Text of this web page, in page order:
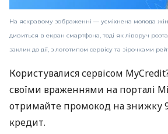
На яскравому зображенні — усміхнена молода
дивиться в екран смартфона, тоді як ліворуч
заклик до дії, з логотипом сервісу та зірочками
Користувалися сервісом
своїми враженнями на порталі
отримайте промокод на знижку
кредит.